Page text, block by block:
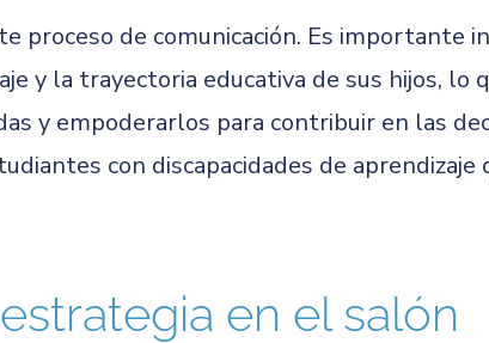
proceso de comunicación. Es importante
y la trayectoria educativa de sus hijos, lo
y empoderarlos para contribuir en las
con discapacidades de aprendizaje
en el salón